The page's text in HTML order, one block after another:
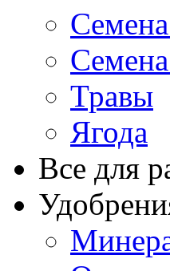
Травы
Ягода
Все для